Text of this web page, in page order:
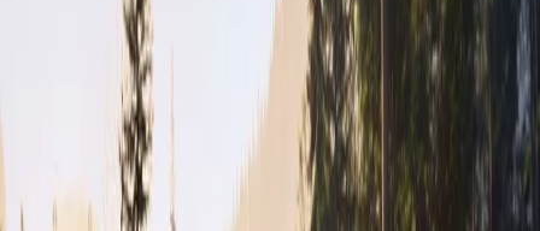
Výpredaj príslušenstva
Aktuálna tabuľka skladového príslušenstva a doplnkov Honda. Ceny a dostupnosť sa
aktualizujú podľa skladu.